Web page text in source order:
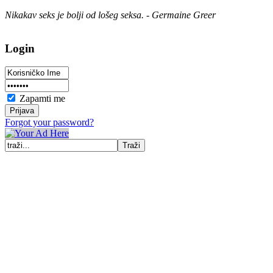
Nikakav seks je bolji od lošeg seksa. - Germaine Greer
Login
Zapamti me
Forgot your password?